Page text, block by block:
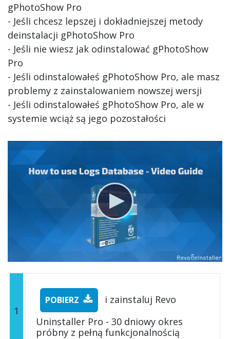
gPhotoShow Pro
- Jeśli chcesz lepszej i dokładniejszej metody
deinstalacji gPhotoShow Pro
- Jeśli nie wiesz jak odinstalować gPhotoShow
Pro
- Jeśli odinstalowałeś gPhotoShow Pro, ale masz
problemy z zainstalowaniem nowszej wersji
- Jeśli odinstalowałeś gPhotoShow Pro, ale w
systemie wciąż są jego pozostałości
1
POBIERZ
i zainstaluj Revo
Uninstaller Pro - 30 dniowy okres
próbny z pełną funkcjonalnością